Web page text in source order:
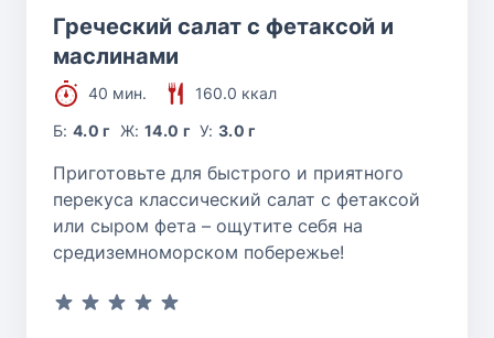
Греческий салат с фетаксой и
маслинами
40 мин.
160.0 ккал
Б:4.0 г Ж: 14.0 г У:3.0 г
Приготовьте для быстрого и приятного
перекуса классический салат с фетаксой
или сыром фета – ощутите себя на
средиземноморском побережье!